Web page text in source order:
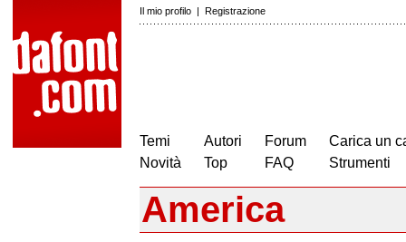
Il mio profilo | Registrazione
Temi
Novità
Autori
Top
Forum
FAQ
Carica un
Strumenti
America